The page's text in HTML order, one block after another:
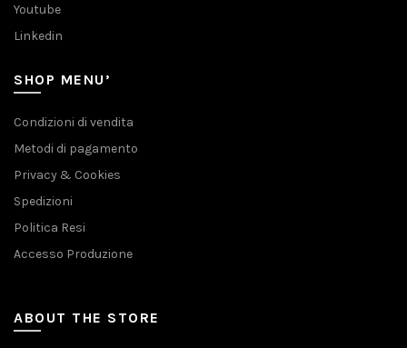
Youtube
Linkedin
SHOP MENU’
Condizioni di vendita
Metodi di pagamento
Privacy & Cookies
Spedizioni
Politica Resi
Accesso Produzione
ABOUT THE STORE